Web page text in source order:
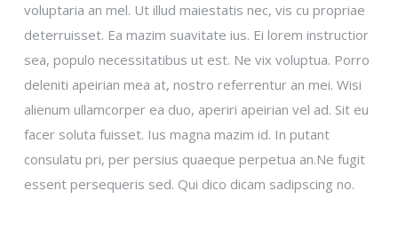
voluptaria an mel. Ut illud maiestatis nec, vis cu propriae
deterruisset. Ea mazim suavitate ius. Ei lorem instructior
sea, populo necessitatibus ut est. Ne vix voluptua. Porro
deleniti apeirian mea at, nostro referrentur an mei. Wisi
alienum ullamcorper ea duo, aperiri apeirian vel ad. Sit eu
facer soluta fuisset. Ius magna mazim id. In putant
consulatu pri, per persius quaeque perpetua an.Ne fugit
essent persequeris sed. Qui dico dicam sadipscing no.